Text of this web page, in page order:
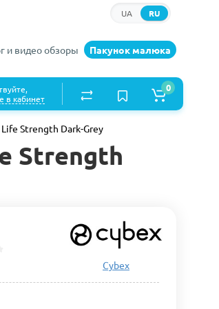
RU
UA
и видео обзоры Пакунок малюка
в кабинет
0
Strength Dark-Grey
Strength
Cybex